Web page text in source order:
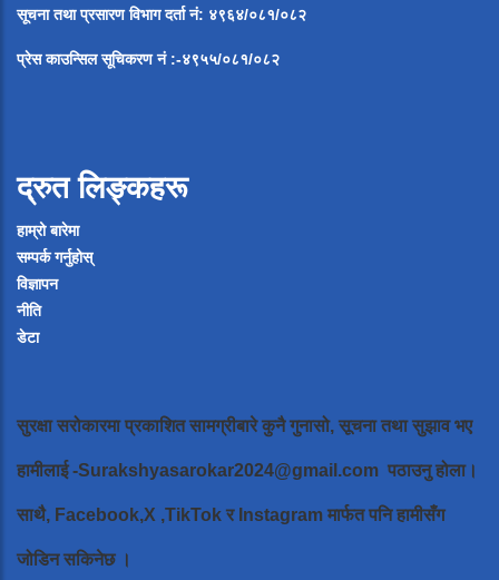
सूचना तथा प्रसारण विभाग दर्ता नं: ४९६४/०८१/०८२
प्रेस काउन्सिल सूचिकरण नं:-४९५५/०८१/०८२
द्रुत लिङ्कहरू
हाम्रो बारेमा
सम्पर्क गर्नुहोस्
विज्ञापन
नीति
डेटा
सुरक्षा सरोकारमा प्रकाशित सामग्रीबारे कुनै गुनासो, सूचना तथा सुझाव भए
हामीलाई-Surakshyasarokar2024@gmail.com पठाउनु होला।
साथै, Facebook,X ,TikTok र Instagram मार्फत पनि हामीसँग
जोडिन सकिनेछ ।